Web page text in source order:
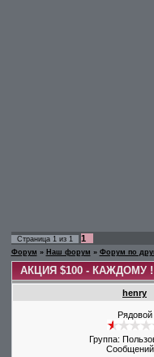
Страница 1из 1 1
Форум » Наш форум » Форум по
АКЦИЯ $100 - КАЖДОМУ !
henry
Рядовой
Группа: